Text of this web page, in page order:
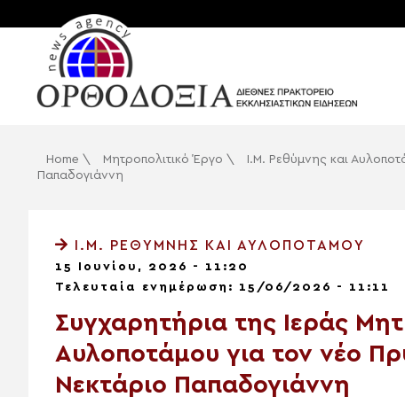
Home \ Μητροπολιτικό Έργο \ Ι.Μ. Ρεθύμνης και
Παπαδογιάννη
Ι.Μ. ΡΕΘΎΜΝΗΣ ΚΑΙ ΑΥΛΟΠΟΤΆΜΟΥ
15 Ιουνίου, 2026 - 11:20
Τελευταία ενημέρωση: 15/06/2026 - 11:11
Συγχαρητήρια της Ιεράς
Αυλοποτάμου για τον νέο
Νεκτάριο Παπαδογιάννη